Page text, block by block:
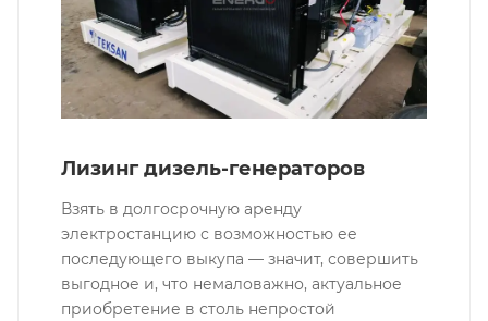
Лизинг дизель-генераторов
Взять в долгосрочную аренду
электростанцию с возможностью ее
последующего выкупа — значит, совершить
выгодное и, что немаловажно, актуальное
приобретение в столь непростой